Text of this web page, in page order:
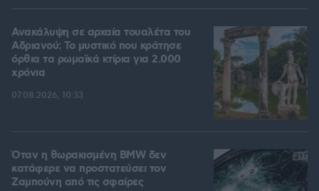
Ανακάλυψη σε αρχαία τουαλέτα του
Αδριανού: Το μυστικό που κράτησε
όρθια τα ρωμαϊκά κτίρια για 2.000
χρόνια
07.08.2026, 10:33
Όταν η θωρακισμένη BMW δεν
κατάφερε να προστατεύσει τον
Ζαμπούνη από τις σφαίρες